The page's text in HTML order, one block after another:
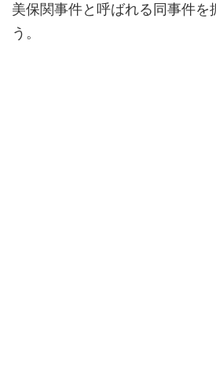
美保関事件と呼ばれる同事件を
う。